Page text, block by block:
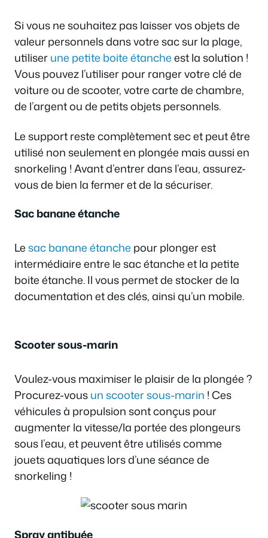
Si vous ne souhaitez pas laisser vos objets de
valeur personnels dans votre sac sur la plage,
utiliserune petite boite étancheest la solution !
Vous pouvez l’utiliser pour ranger votre clé de
voiture ou de scooter, votre carte de chambre,
de l’argent ou de petits objets personnels.
Le support reste complètement sec et peut être
utilisé non seulement en plongée mais aussi en
snorkeling ! Avant d’entrer dans l’eau, assurez-
vous de bien la fermer et de la sécuriser.
Sac banane étanche
Lesac banane étanche pour plonger est
intermédiaire entre le sac étanche et la petite
boite étanche. Il vous permet de stocker de la
documentation et des clés, ainsi qu’un mobile.
Scooter sous-marin
Voulez-vous maximiser le plaisir de la plongée ?
Procurez-vousun scooter sous-marin ! Ces
véhicules à propulsion sont conçus pour
augmenter la vitesse/la portée des plongeurs
sous l’eau, et peuvent être utilisés comme
jouets aquatiques lors d’une séance de
snorkeling !
Spray antibuée